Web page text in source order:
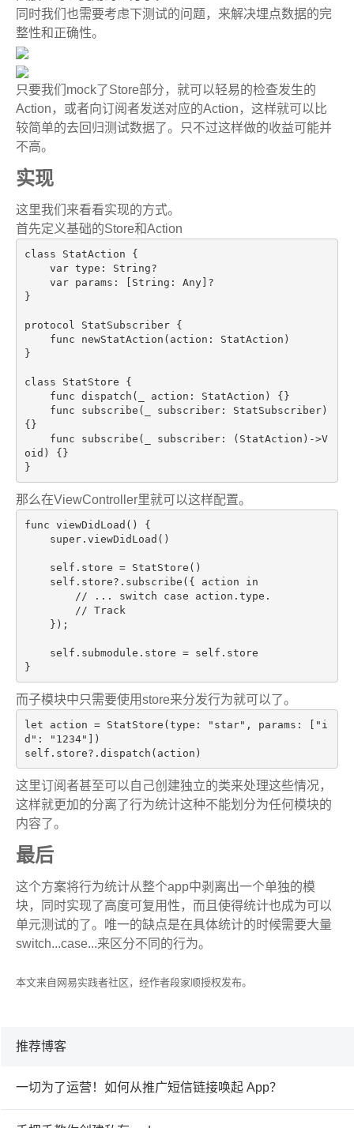
同时我们也需要考虑下测试的问题，来解决埋点数据的完
整性和正确性。
只要我们mock了Store部分，就可以轻易的检查发生的
Action，或者向订阅者发送对应的Action，这样就可以比
较简单的去回归测试数据了。只不过这样做的收益可能并
不高。
实现
这里我们来看看实现的方式。
首先定义基础的Store和Action
class StatAction {
var type: String?
var
params : [String: Any]?
}
protocol StatSubscriber {
func newStatAction (action: StatAction)
}
class StatStore {
func dispatch (_ action: StatAction)
{}
func subscribe (_ subscriber: StatSubscriber)
{}
func subscribe (_ subscriber: (StatAction) ->V
oid) {}
那么在ViewController里就可以这样配置。
func viewDidLoad() {
super.viewDidLoad ()
self .store = StatStore()
self .store? .subscribe ({ action in
// ... switch case action.type.
// Track
self .submodule .store = self .store
而子模块中只需要使用store来分发行为就可以了。
let action = StatStore(type : "star" , params: [ "i
d" : "1234" ])
这里订阅者甚至可以自己创建独立的类来处理这些情况，
这样就更加的分离了行为统计这种不能划分为任何模块的
内容了。
最后
这个方案将行为统计从整个app中剥离出一个单独的模
块，同时实现了高度可复用性，而且使得统计也成为可以
单元测试的了。唯一的缺点是在具体统计的时候需要大量
switch...case...来区分不同的行为。
本文来自网易实践者社区，经作者段家顺授权发布。
推荐博客
一切为了运营！如何从推广短信链接唤起 App？